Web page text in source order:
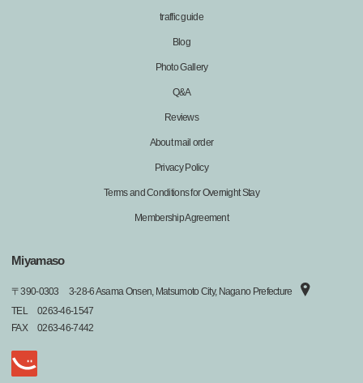
traffic guide
Blog
Photo Gallery
Q&A
Reviews
About mail order
Privacy Policy
Terms and Conditions for Overnight Stay
Membership Agreement
Miyamaso
〒390-0303
3-28-6 Asama Onsen, Matsumoto City, Nagano Prefecture
TEL
0263-46-1547
FAX
0263-46-7442